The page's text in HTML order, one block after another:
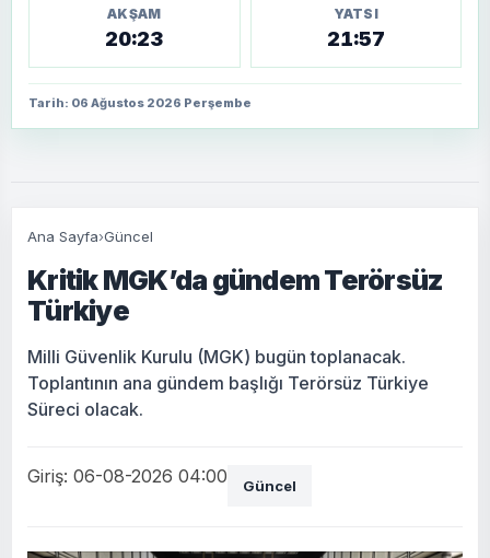
AKŞAM
20:23
YATSI
21:57
Tarih: 06 Ağustos 2026 Perşembe
Ana Sayfa›Güncel
Kritik MGK’da gündem Terörsüz
Türkiye
Milli Güvenlik Kurulu (MGK) bugün toplanacak.
Toplantının ana gündem başlığı Terörsüz Türkiye
Süreci olacak.
Giriş: 06-08-2026 04:00 Güncel